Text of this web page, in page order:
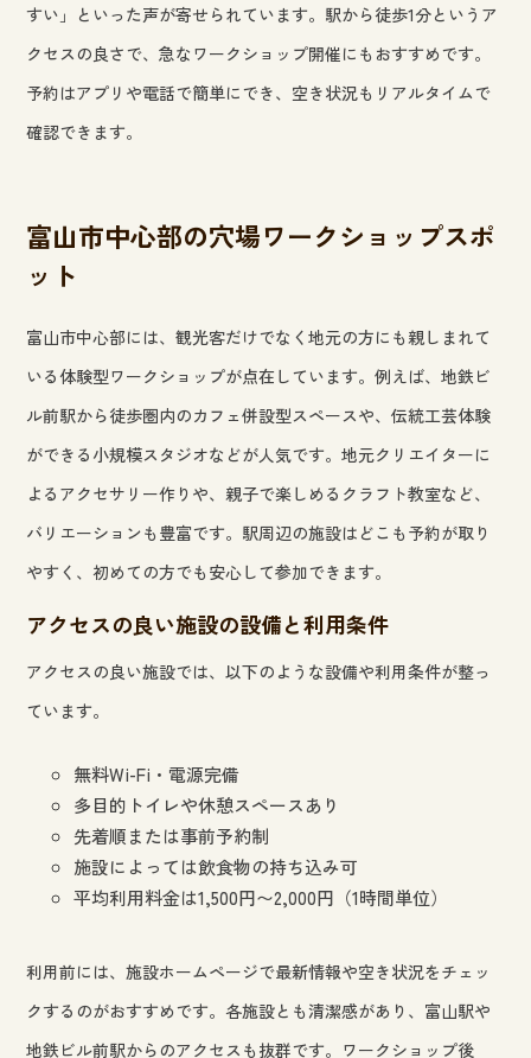
すい」といった声が寄せられています。駅から徒歩1分というア
クセスの良さで、急なワークショップ開催にもおすすめです。
予約はアプリや電話で簡単にでき、空き状況もリアルタイムで
確認できます。
富山市中心部の穴場ワークショップスポ
ット
富山市中心部には、観光客だけでなく地元の方にも親しまれて
いる体験型ワークショップが点在しています。例えば、地鉄ビ
ル前駅から徒歩圏内のカフェ併設型スペースや、伝統工芸体験
ができる小規模スタジオなどが人気です。地元クリエイターに
よるアクセサリー作りや、親子で楽しめるクラフト教室など、
バリエーションも豊富です。駅周辺の施設はどこも予約が取り
やすく、初めての方でも安心して参加できます。
アクセスの良い施設の設備と利用条件
アクセスの良い施設では、以下のような設備や利用条件が整っ
ています。
無料Wi-Fi・電源完備
多目的トイレや休憩スペースあり
先着順または事前予約制
施設によっては飲食物の持ち込み可
平均利用料金は1,500円〜2,000円（1時間単位）
利用前には、施設ホームページで最新情報や空き状況をチェッ
クするのがおすすめです。各施設とも清潔感があり、富山駅や
地鉄ビル前駅からのアクセスも抜群です。ワークショップ後